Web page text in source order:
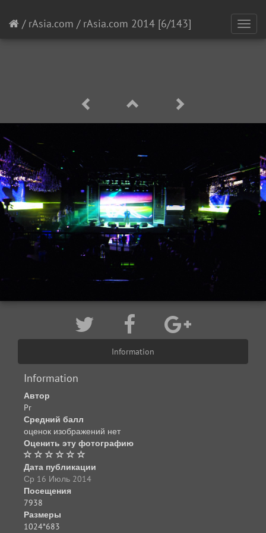
/ rAsia.com / rAsia.com 2014 [6/143]
Information
Information
Автор
Pr
Средний балл
оценок изображений нет
Оценить эту фотографию
Дата публикации
Ср 16 Июль 2014
Посещения
7938
Размеры
1024*683